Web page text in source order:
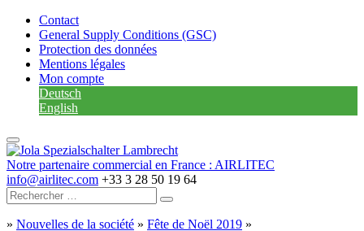
Contact
General Supply Conditions (GSC)
Protection des données
Mentions légales
Mon compte
Deutsch
English
Notre partenaire commercial en France : AIRLITEC
info@airlitec.com +33 3 28 50 19 64
» Nouvelles de la société » Fête de Noël 2019 »